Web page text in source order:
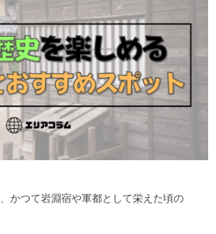
かつて岩淵宿や軍都として栄えた頃の